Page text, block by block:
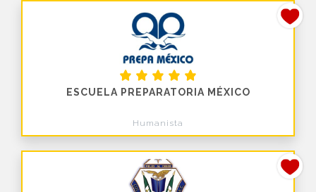
ESCUELA PREPARATORIA MÉXICO
Humanista